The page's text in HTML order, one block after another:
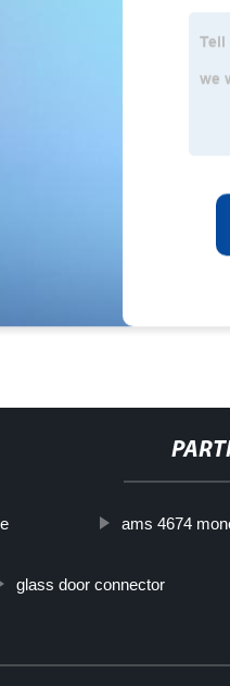
ams 4674
glass door connector